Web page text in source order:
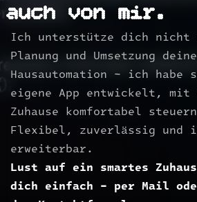
auch von mir.
Ich unterstütze dich nicht
Planung und Umsetzung
Hausautomation – ich habe
eigene App entwickelt, mit
Zuhause komfortabel
Flexibel, zuverlässig und
erweiterbar.
Lust auf ein smartes
dich einfach – per Mail